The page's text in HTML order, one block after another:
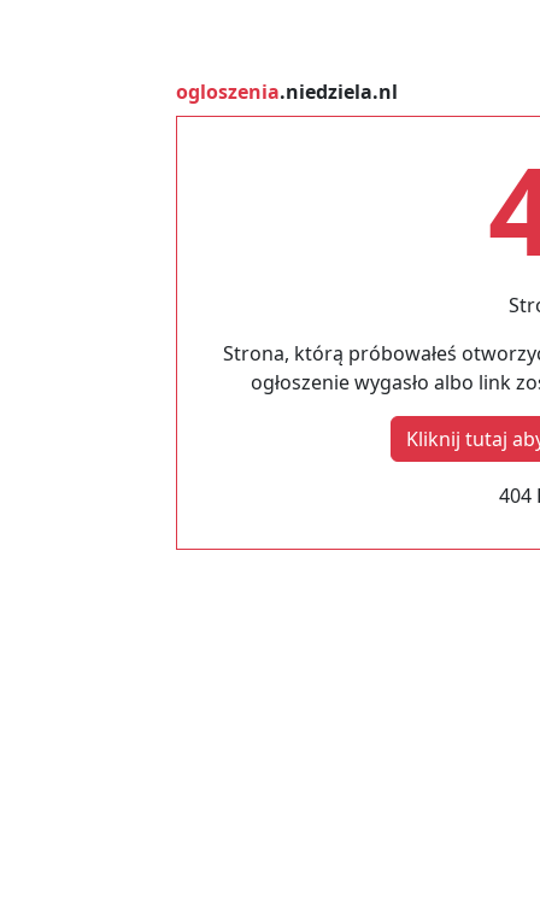
ogloszenia.niedziela.nl
Strona, którą próbowałeś
ogłoszenie wygasło albo link
Kliknij tutaj
404